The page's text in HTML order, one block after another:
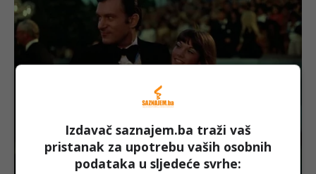
Izdavač saznajem.ba traži vaš
pristanak za upotrebu vaših osobnih
podataka u sljedeće svrhe: